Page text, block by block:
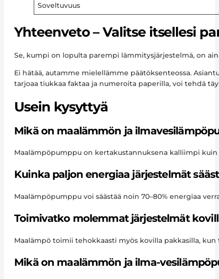
Soveltuvuus
Yhteenveto – Valitse itsellesi
Se, kumpi on lopulta parempi lämmitysjärjestelmä, on
Ei hätää, autamme mielellämme päätöksenteossa.
tarjoaa tiukkaa faktaa ja numeroita paperilla, voi tehdä
Usein kysyttyä
Mikä on maalämmön ja
Maalämpöpumppu on kertakustannuksena kalliimpi
Kuinka paljon energiaa järjestelmät
Maalämpöpumppu voi säästää noin 70–80% energiaa
Toimivatko molemmat järjestelmät
Maalämpö toimii tehokkaasti myös kovilla pakkasilla,
Mikä on maalämmön ja ilma-